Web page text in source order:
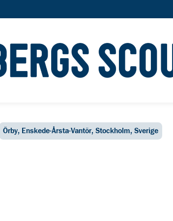
Örby, Enskede-Årsta-Vantör, Stockholm, Sverige